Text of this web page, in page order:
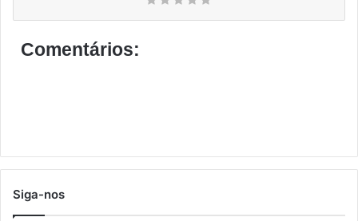
Comentários:
Siga-nos